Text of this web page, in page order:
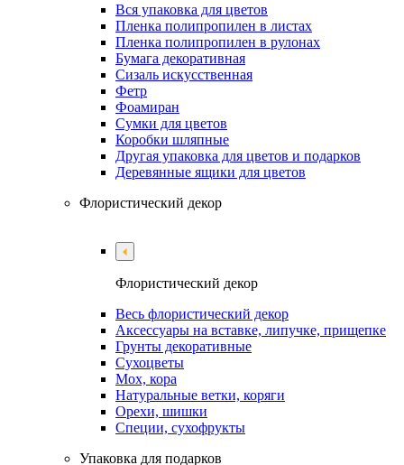
Вся упаковка для цветов
Пленка полипропилен в листах
Пленка полипропилен в рулонах
Бумага декоративная
Сизаль искусственная
Фетр
Фоамиран
Сумки для цветов
Коробки шляпные
Другая упаковка для цветов и подарков
Деревянные ящики для цветов
Флористический декор
Флористический декор
Весь флористический декор
Аксессуары на вставке, липучке, прищепке
Грунты декоративные
Сухоцветы
Мох, кора
Натуральные ветки, коряги
Орехи, шишки
Специи, сухофрукты
Упаковка для подарков